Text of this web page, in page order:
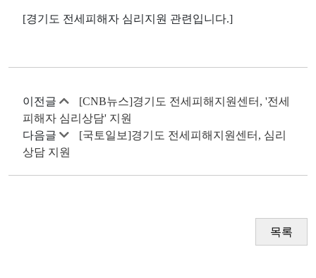
[경기도 전세피해자 심리지원 관련입니다.]
이전글
[CNB뉴스]경기도 전세피해지원센터, '전세
피해자 심리상담' 지원
다음글
[국토일보]경기도 전세피해지원센터, 심리
상담 지원
목록